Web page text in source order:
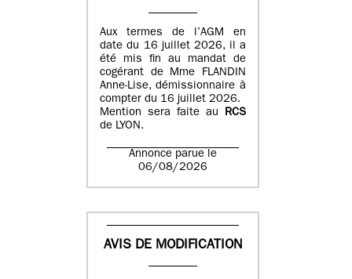
Aux termes de l’AGM en
date du 16 juillet 2026, il a
été mis fin au mandat de
cogérant de Mme FLANDIN
Anne-Lise, démissionnaire à
compter du 16 juillet 2026.
Mention sera faite au RCS
de LYON.
Annonce parue le
06/08/2026
AVIS DE MODIFICATION